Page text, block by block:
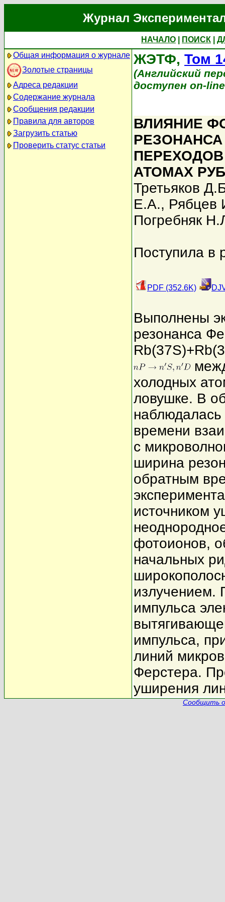
Журнал
НАЧАЛО ПОИСК
Общая информация о журнале
Золотые страницы
Адреса редакции
Содержание журнала
Сообщения редакции
Правила для авторов
Загрузить статью
Проверить статус статьи
ЖЭТФ, Том
(Английский
доступен on-
ВЛИЯНИЕ
АТОМАХ
Третьяков
Е.А., Рябцев
Погребняк
Поступила в
PDF (352.6K)
Выполнены
резонанса
холодных
ловушке. В
времени
с
ширина
обратным
источником
фотоионов,
начальных
излучением.
импульса
импульса,
линий
Ферстера.
уширения
Сообщить о